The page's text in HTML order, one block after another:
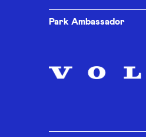
Park Ambassador